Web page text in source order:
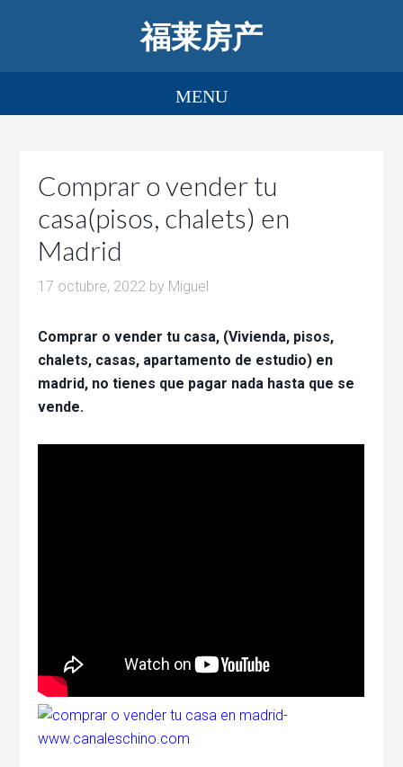
福莱房产
Comprar o vender tu
casa(pisos, chalets) en
Madrid
17 octubre, 2022 by Miguel
Comprar o vender tu casa, (Vivienda, pisos,
chalets, casas, apartamento de estudio) en
madrid, no tienes que pagar nada hasta que se
vende.